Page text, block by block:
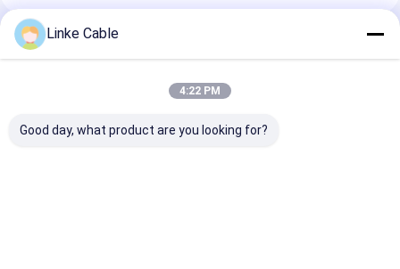
Rekomendasi Produk
Linke Cable
4:22 PM
Good day, what product are you looking for?